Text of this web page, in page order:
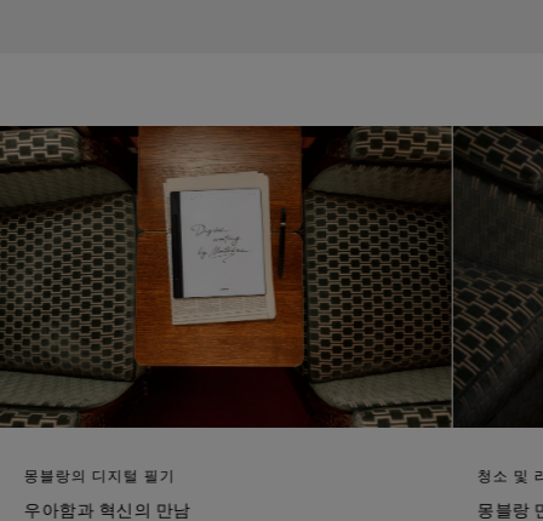
몽블랑의 디지털 필기
우아함과 혁신의 만남
청소 및
몽블랑